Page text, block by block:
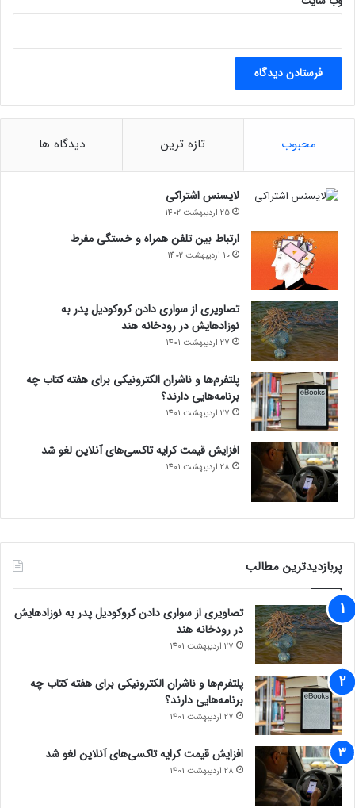
مجله خبری lastech
ایکس باکسمایکروسافت
محبوب تازه ترین دیدگاه ها
لایسنس اشتراکی
25 اردیبهشت 1402
ارتباط بین تلفن همراه و خستگی مفرط
10 اردیبهشت 1402
تصاویری از سواری دادن کروکودیل پدر به
نوزادهایش در رودخانه هند
27 اردیبهشت 1401
پلتفرم‌ها و ناشران الکترونیکی برای هفته کتاب چه
برنامه‌هایی دارند؟
27 اردیبهشت 1401
افزایش قیمت کرایه تاکسی‌های آنلاین لغو شد
28 اردیبهشت 1401
پربازدیدترین مطالب
تصاویری از سواری دادن کروکودیل پدر به نوزادهایش
در رودخانه هند
27 اردیبهشت 1401
پلتفرم‌ها و ناشران الکترونیکی برای هفته کتاب چه
برنامه‌هایی دارند؟
27 اردیبهشت 1401
افزایش قیمت کرایه تاکسی‌های آنلاین لغو شد
28 اردیبهشت 1401